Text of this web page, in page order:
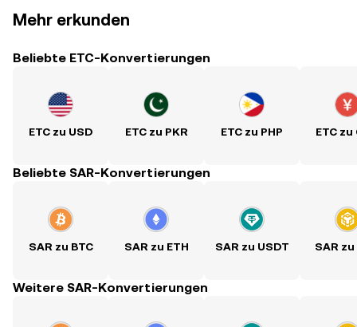
Mehr erkunden
Beliebte ETC-Konvertierungen
ETC zu USD ETC zu PKR ETC zu PHP ETC zu
Beliebte SAR-Konvertierungen
SAR zu BTC SAR zu ETH SAR zu USDT SAR zu
Weitere SAR-Konvertierungen